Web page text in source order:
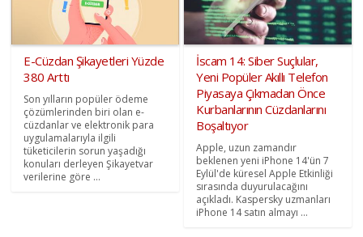
E-Cüzdan Şikayetleri Yüzde
380 Arttı
Son yılların popüler ödeme
çözümlerinden biri olan e-
cüzdanlar ve elektronik para
uygulamalarıyla ilgili
tüketicilerin sorun yaşadığı
konuları derleyen Şikayetvar
verilerine göre ...
İscam 14: Siber Suçlular,
Yeni Popüler Akıllı Telefon
Piyasaya Çıkmadan Önce
Kurbanlarının Cüzdanlarını
Boşaltıyor
Apple, uzun zamandır
beklenen yeni iPhone 14'ün 7
Eylül'de küresel Apple Etkinliği
sırasında duyurulacağını
açıkladı. Kaspersky uzmanları
iPhone 14 satın almayı ...